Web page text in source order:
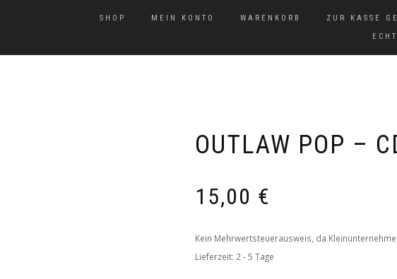
SHOP MEIN KONTO WARENKORB ZUR KASSE
OUTLAW POP –
15,00 €
Kein Mehrwertsteuerausweis, da
Lieferzeit: 2 - 5 Tage